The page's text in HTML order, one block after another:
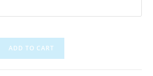
ADD TO CART